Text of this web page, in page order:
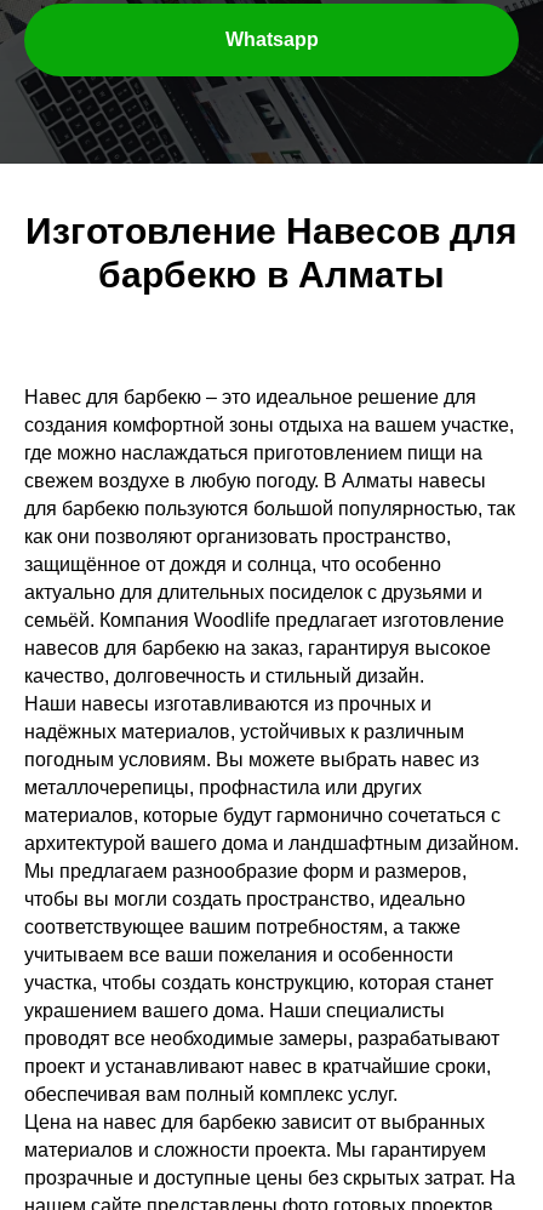
Whatsapp
Изготовление Навесов для
барбекю в Алматы
Навес для барбекю – это идеальное решение для
создания комфортной зоны отдыха на вашем участке,
где можно наслаждаться приготовлением пищи на
свежем воздухе в любую погоду. В Алматы навесы
для барбекю пользуются большой популярностью, так
как они позволяют организовать пространство,
защищённое от дождя и солнца, что особенно
актуально для длительных посиделок с друзьями и
семьёй. Компания Woodlife предлагает изготовление
навесов для барбекю на заказ, гарантируя высокое
качество, долговечность и стильный дизайн.
Наши навесы изготавливаются из прочных и
надёжных материалов, устойчивых к различным
погодным условиям. Вы можете выбрать навес из
металлочерепицы, профнастила или других
материалов, которые будут гармонично сочетаться с
архитектурой вашего дома и ландшафтным дизайном.
Мы предлагаем разнообразие форм и размеров,
чтобы вы могли создать пространство, идеально
соответствующее вашим потребностям, а также
учитываем все ваши пожелания и особенности
участка, чтобы создать конструкцию, которая станет
украшением вашего дома. Наши специалисты
проводят все необходимые замеры, разрабатывают
проект и устанавливают навес в кратчайшие сроки,
обеспечивая вам полный комплекс услуг.
Цена на навес для барбекю зависит от выбранных
материалов и сложности проекта. Мы гарантируем
прозрачные и доступные цены без скрытых затрат. На